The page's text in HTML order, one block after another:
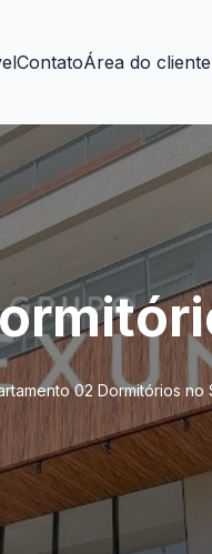
ContatoÁrea do cliente
02 Dormitórios no